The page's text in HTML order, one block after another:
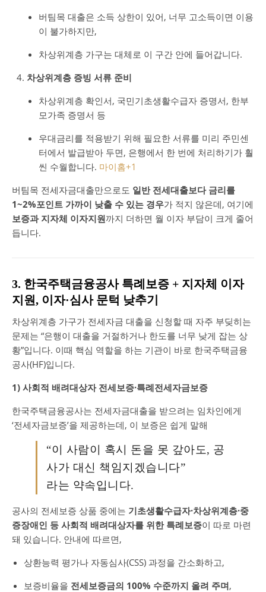
버팀목 대출은 소득 상한이 있어, 너무 고소득이면 이용
이 불가하지만,
차상위계층 가구는 대체로 이 구간 안에 들어갑니다.
차상위계층 증빙 서류 준비
차상위계층 확인서, 국민기초생활수급자 증명서, 한부
모가족 증명서 등
우대금리를 적용받기 위해 필요한 서류를 미리 주민센
터에서 발급받아 두면, 은행에서 한 번에 처리하기가 훨
씬 수월합니다. 마이홈+1
버팀목 전세자금대출만으로도 일반 전세대출보다 금리를
1~2%포인트 가까이 낮출 수 있는 경우가 적지 않은데, 여기에
보증과 지자체 이자지원까지 더하면 월 이자 부담이 크게 줄어
듭니다.
3. 한국주택금융공사 특례보증 + 지자체 이자
지원, 이자·심사 문턱 낮추기
차상위계층 가구가 전세자금 대출을 신청할 때 자주 부딪히는
문제는 “은행이 대출을 거절하거나 한도를 너무 낮게 잡는 상
황”입니다. 이때 핵심 역할을 하는 기관이 바로 한국주택금융
공사(HF)입니다.
1) 사회적 배려대상자 전세보증·특례전세자금보증
한국주택금융공사는 전세자금대출을 받으려는 임차인에게
‘전세자금보증’을 제공하는데, 이 보증은 쉽게 말해
“이 사람이 혹시 돈을 못 갚아도, 공
사가 대신 책임지겠습니다”
라는 약속입니다.
공사의 전세보증 상품 중에는 기초생활수급자·차상위계층·중
증장애인 등 사회적 배려대상자를 위한 특례보증이 따로 마련
돼 있습니다. 안내에 따르면,
상환능력 평가나 자동심사(CSS) 과정을 간소화하고,
보증비율을 전세보증금의 100% 수준까지 올려 주며,